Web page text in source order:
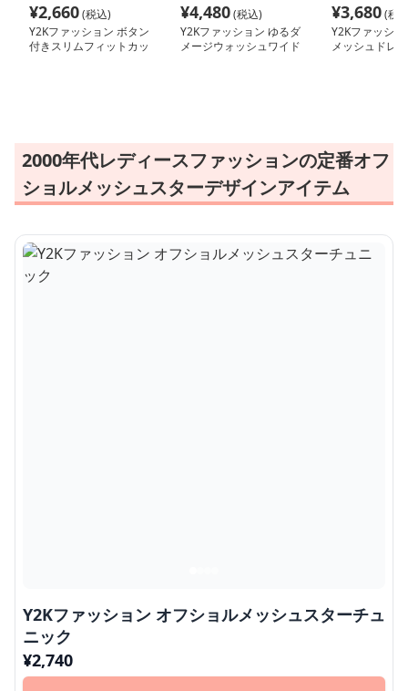
¥2,660(税込)
Y2Kファッション ボタン
付きスリムフィットカッ
¥4,480(税込)
Y2Kファッション ゆるダ
メージウォッシュワイド
¥3,680(税
Y2Kファッシ
メッシュドレ
2000年代レディースファッションの定番オフ
ショルメッシュスターデザインアイテム
Y2Kファッション オフショルメッシュスターチュ
ニック
¥2,740